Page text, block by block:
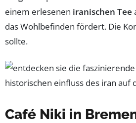
einem erlesenen iranischen Tee
das Wohlbefinden fördert. Die
sollte.
Café Niki in